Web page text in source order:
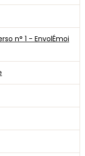
n° 1 - EnvolÉmoi